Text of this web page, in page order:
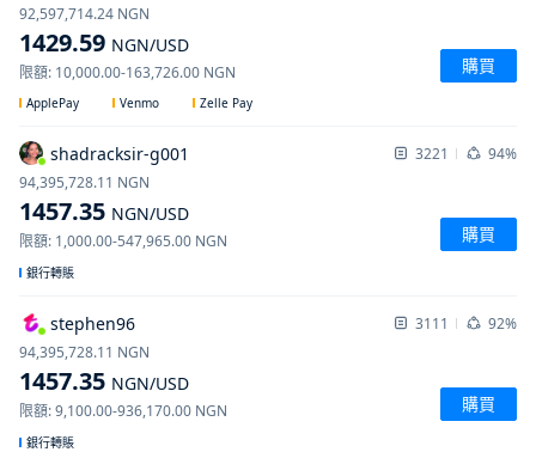
1429.59 NGN/USD
92,597,714.24 NGN
限額: 10,000.00-163,726.00 NGN 購買
ApplePay Venmo Zelle Pay
shadracksir-g001 3221 94%
1457.35 NGN/USD
94,395,728.11 NGN
限額: 1,000.00-547,965.00 NGN 購買
銀行轉賬
stephen96 3111 92%
1457.35 NGN/USD
94,395,728.11 NGN
限額:9,100.00-936,170.00 NGN 購買
銀行轉賬